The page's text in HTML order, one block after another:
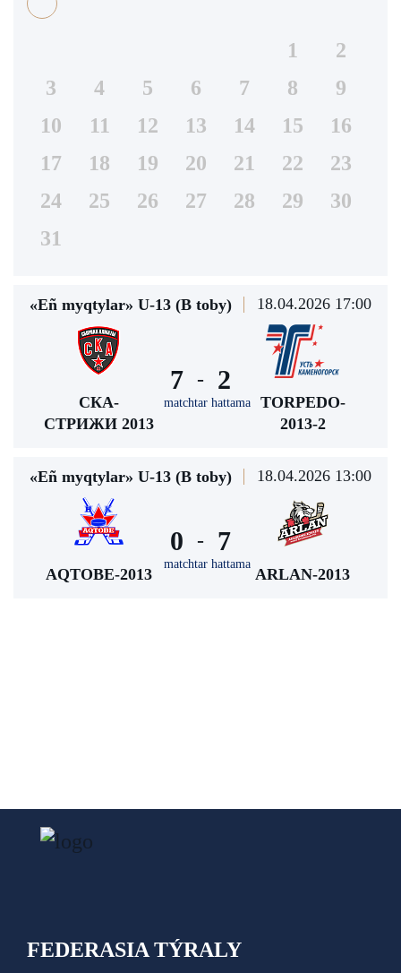
1
2
3
4 5 6 7 8
9
10
11 12 13 14 15
16
17
18 19 20 21 22
23
24
25 26 27 28 29
30
31
«Eñ myqtylar» U-13 (В toby) 18.04.2026 17:00
СКА-
СТРИЖИ 2013
7 -
matchtar hattama
2
TORPEDO-
2013-2
«Eñ myqtylar» U-13 (В toby) 18.04.2026 13:00
AQTOBE-2013
0 -
matchtar hattama
7
ARLAN-2013
FEDERASIA TÝRALY